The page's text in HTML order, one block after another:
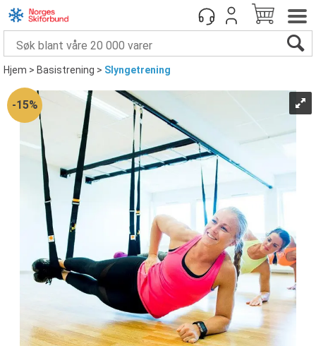
Hjem>Basistrening>Slyngetrening
15%